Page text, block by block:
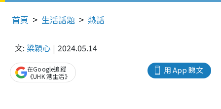
首頁 生活話題 熱話
文: 梁穎心 2024.05.14
用 App 睇文
在Google追蹤
《UHK 港生活》